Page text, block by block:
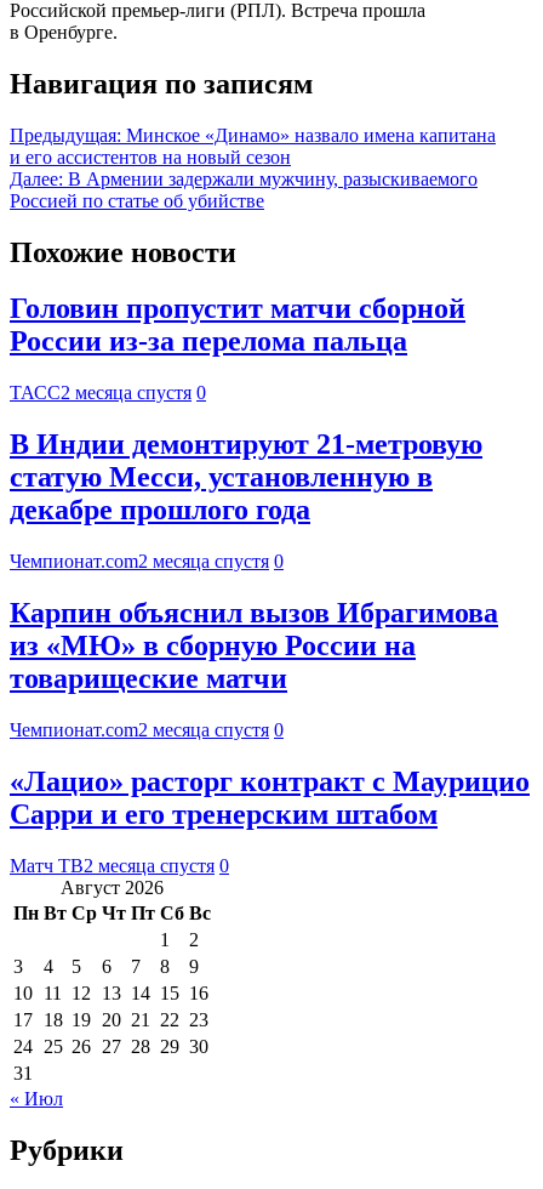
Российской премьер-лиги (РПЛ). Встреча прошла
в Оренбурге.
Навигация по записям
Предыдущая: Минское «Динамо» назвало имена капитана
и его ассистентов на новый сезон
Далее: В Армении задержали мужчину, разыскиваемого
Россией по статье об убийстве
Похожие новости
Головин пропустит матчи сборной
России из-за перелома пальца
ТАСС2 месяца спустя 0
В Индии демонтируют 21-метровую
статую Месси, установленную в
декабре прошлого года
Чемпионат.com2 месяца спустя 0
Карпин объяснил вызов Ибрагимова
из «МЮ» в сборную России на
товарищеские матчи
Чемпионат.com2 месяца спустя 0
«Лацио» расторг контракт с Маурицио
Сарри и его тренерским штабом
Матч ТВ2 месяца спустя 0
Август 2026
Пн Вт Ср Чт Пт Сб Вс
1
2
3
4 5 6 7 8
9
10 11 12 13 14 15 16
17 18 19 20 21 22 23
24 25 26 27 28 29 30
31
« Июл
Рубрики